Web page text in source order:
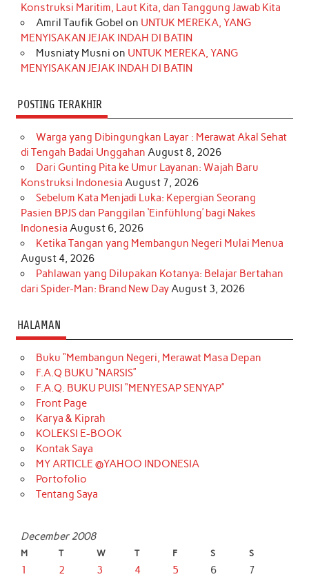
k
a
m
s
t
n
Konstruksi Maritim, Laut Kita, dan Tanggung Jawab Kita
Amril Taufik Gobel on UNTUK MEREKA, YANG
MENYISAKAN JEJAK INDAH DI BATIN
Musniaty Musni on UNTUK MEREKA, YANG
MENYISAKAN JEJAK INDAH DI BATIN
POSTING TERAKHIR
Warga yang Dibingungkan Layar : Merawat Akal Sehat
di Tengah Badai Unggahan August 8, 2026
Dari Gunting Pita ke Umur Layanan: Wajah Baru
Konstruksi Indonesia August 7, 2026
Sebelum Kata Menjadi Luka: Kepergian Seorang
Pasien BPJS dan Panggilan ‘Einfühlung’ bagi Nakes
Indonesia August 6, 2026
Ketika Tangan yang Membangun Negeri Mulai Menua
August 4, 2026
Pahlawan yang Dilupakan Kotanya: Belajar Bertahan
dari Spider-Man: Brand New DayAugust 3, 2026
HALAMAN
Buku “Membangun Negeri, Merawat Masa Depan
F.A.Q BUKU “NARSIS”
F.A.Q. BUKU PUISI “MENYESAP SENYAP”
Front Page
Karya & Kiprah
KOLEKSI E-BOOK
Kontak Saya
MY ARTICLE @YAHOO INDONESIA
Portofolio
Tentang Saya
December 2008
M T W T F S S
1 2 3 4 5 6 7